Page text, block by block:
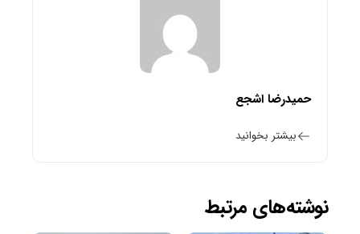
حمیدرضا اشجع
بیشتر بخوانید
نوشته‌های مرتبط